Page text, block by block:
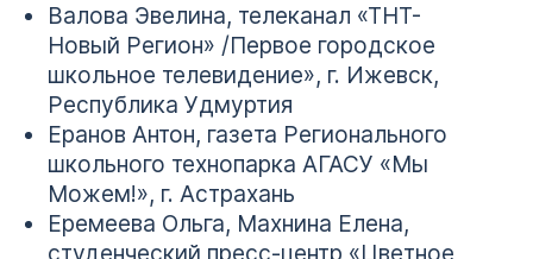
Валова Эвелина, телеканал «ТНТ-
Новый Регион» /Первое городское
школьное телевидение», г. Ижевск,
Республика Удмуртия
Еранов Антон, газета Регионального
школьного технопарка АГАСУ «Мы
Можем!», г. Астрахань
Еремеева Ольга, Махнина Елена,
студенческий пресс-центр «Цветное